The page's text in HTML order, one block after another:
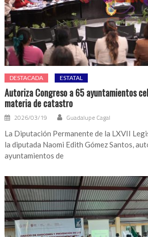
DESTACADA ESTATAL
Autoriza Congreso a 65 ayuntamientos
materia de catastro
2026/03/19 Guadalupe Cagal
La Diputación Permanente de la LXVII
la diputada Naomi Edith Gómez Santos,
ayuntamientos de